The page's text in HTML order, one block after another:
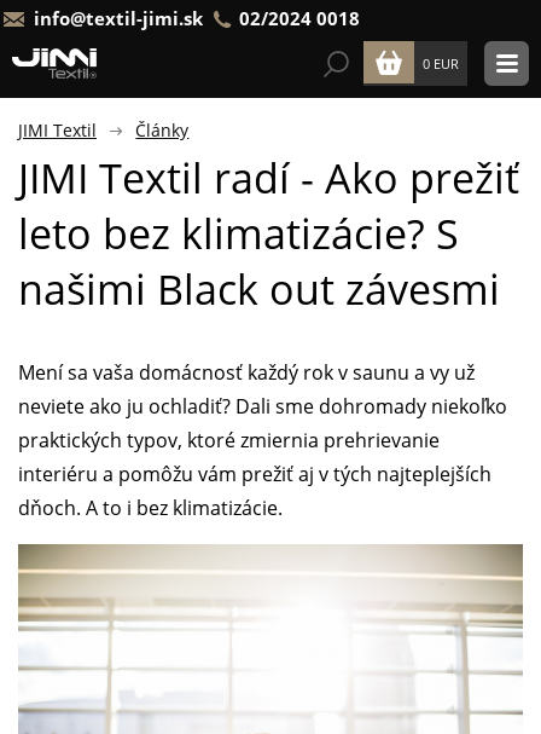
info@textil-jimi.sk 02/2024 0018
0 EUR
JIMI Textil Články
JIMI Textil radí - Ako prežiť
leto bez klimatizácie? S
našimi Black out závesmi
Mení sa vaša domácnosť každý rok v saunu a vy už
neviete ako ju ochladiť? Dali sme dohromady niekoľko
praktických typov, ktoré zmiernia prehrievanie
interiéru a pomôžu vám prežiť aj v tých najteplejších
dňoch. A to i bez klimatizácie.